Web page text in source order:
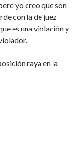
yo creo que son
con la de juez
es una violación y
raya en la